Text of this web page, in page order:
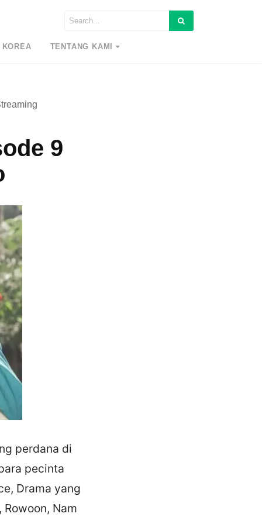
TENTANG KAMI
9
perdana di
pecinta
Drama yang
Nam